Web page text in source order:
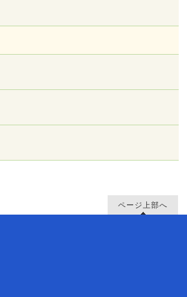
ページ上部へ